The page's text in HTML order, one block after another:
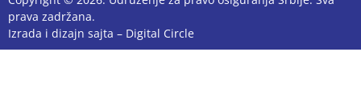
prava zadržana.
Izrada i dizajn sajta – Digital Circle